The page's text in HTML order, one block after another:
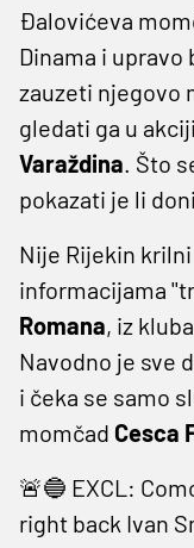
Đalovićeva
Dinama i
zauzeti njegovo
gledati ga u
Varaždina . Što
pokazati je li
Nije Rijekin
informacijama
Romana, iz
Navodno je sve
i čeka se samo
momčad Cesca
🚨🔵 EXCL:
right back Ivan